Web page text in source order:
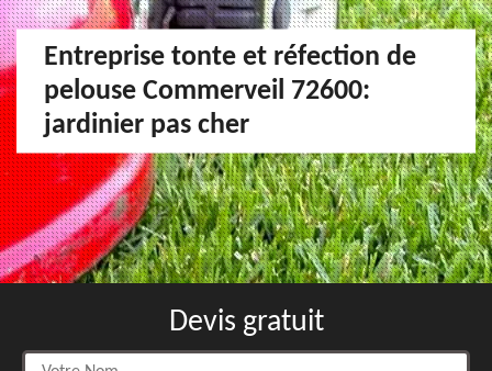
Entreprise tonte et réfection de
pelouse Commerveil 72600:
jardinier pas cher
Devis gratuit